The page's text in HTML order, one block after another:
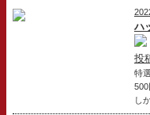
ハ
投
特
し